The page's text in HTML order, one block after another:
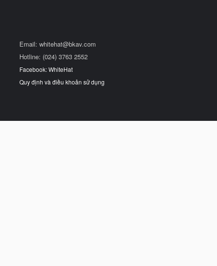
Email: whitehat@bkav.com
Hotline: (024) 3763 2552
Facebook: WhiteHat
Quy định và điều khoản sử dụng